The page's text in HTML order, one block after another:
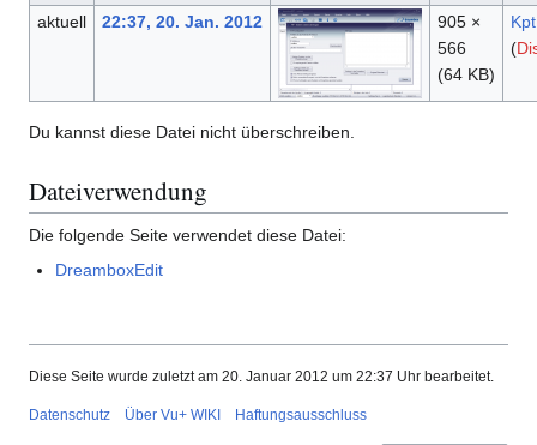
aktuell
22:37, 20. Jan. 2012
905 ×
566
(64 KB)
(
Du kannst diese Datei nicht überschreiben.
Dateiverwendung
Die folgende Seite verwendet diese Datei:
DreamboxEdit
Diese Seite wurde zuletzt am 20. Januar 2012 um 22:37 Uhr bearbeitet.
Datenschutz Über Vu+ WIKI Haftungsausschluss